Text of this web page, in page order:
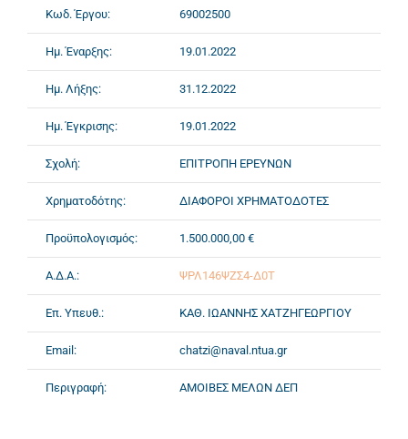
Κωδ. Έργου: 69002500
Ημ. Έναρξης: 19.01.2022
Ημ. Λήξης: 31.12.2022
Ημ. Έγκρισης: 19.01.2022
Σχολή: ΕΠΙΤΡΟΠΗ ΕΡΕΥΝΩΝ
Χρηματοδότης: ΔΙΑΦΟΡΟΙ ΧΡΗΜΑΤΟΔΟΤΕΣ
Προϋπολογισμός: 1.500.000,00 €
Α.Δ.Α.: ΨΡΛ146ΨΖΣ4-Δ0Τ
Επ. Υπευθ.: ΚΑΘ. ΙΩΑΝΝΗΣ ΧΑΤΖΗΓΕΩΡΓΙΟΥ
Email: chatzi@naval.ntua.gr
Περιγραφή: ΑΜΟΙΒΕΣ ΜΕΛΩΝ ΔΕΠ